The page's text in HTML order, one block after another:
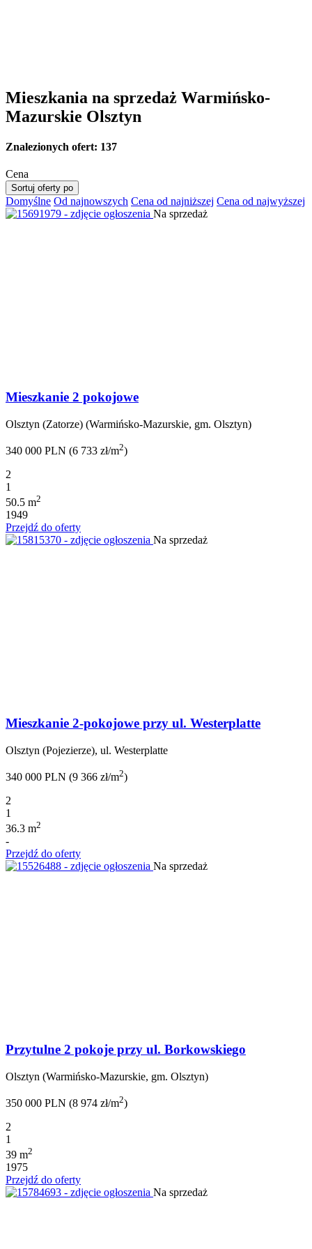
Mieszkania na sprzedaż Warmińsko-
Mazurskie Olsztyn
Znalezionych ofert: 137
Cena
Sortuj oferty po
Domyślne Od najnowszych Cena od najniższej Cena od najwyższej
Na sprzedaż
Mieszkanie 2 pokojowe
Olsztyn (Zatorze) (Warmińsko-Mazurskie, gm. Olsztyn)
340 000 PLN (6 733 zł/m2)
2
1
50.5 m2
1949
Przejdź do oferty
Na sprzedaż
Mieszkanie 2-pokojowe przy ul. Westerplatte
Olsztyn (Pojezierze), ul. Westerplatte
340 000 PLN (9 366 zł/m2)
2
1
36.3 m2
-
Przejdź do oferty
Na sprzedaż
Przytulne 2 pokoje przy ul. Borkowskiego
Olsztyn (Warmińsko-Mazurskie, gm. Olsztyn)
350 000 PLN (8 974 zł/m2)
2
1
39 m2
1975
Przejdź do oferty
Na sprzedaż